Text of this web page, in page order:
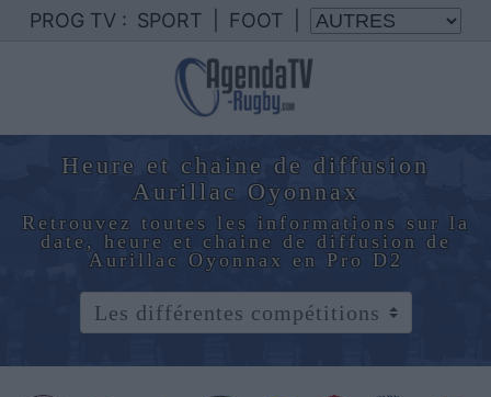
PROG TV : SPORT FOOT
Heure et chaine de diffusion
Aurillac Oyonnax
Retrouvez toutes les informations sur la
date, heure et chaine de diffusion de
Aurillac Oyonnax en Pro D2